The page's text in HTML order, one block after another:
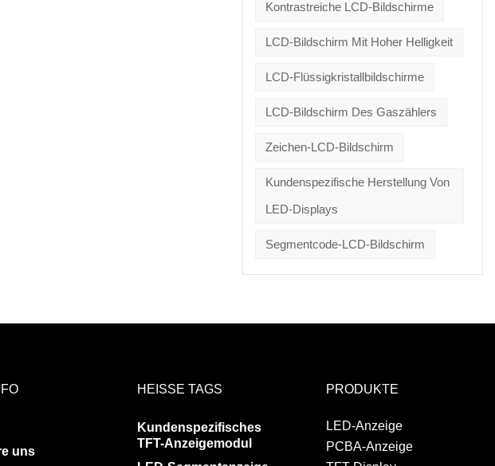
Kontrastreiche LCD-Bildschirme
LCD-Bildschirm Mit Hoher Helligkeit
LCD-Flüssigkristallbildschirme
LCD-Bildschirm Des Gaszählers
Zeichen-LCD-Bildschirm
Kundenspezifische Herstellung Von
LED-Displays
Segmentcode-LCD-Bildschirm
uns
HEISSE TAGS
Kundenspezifisches
TFT-Anzeigemodul
PRODUKTE
LED-Anzeige
PCBA-Anzeige